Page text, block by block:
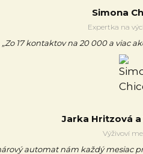
Simona
Expertka na
„Zo 17 kontaktov na 20 000 a viac
Jarka Hritzová a
Výživoví
automat nám každý mesiac